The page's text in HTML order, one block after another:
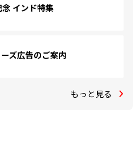
インド特集
ズ広告のご案内
もっと見る